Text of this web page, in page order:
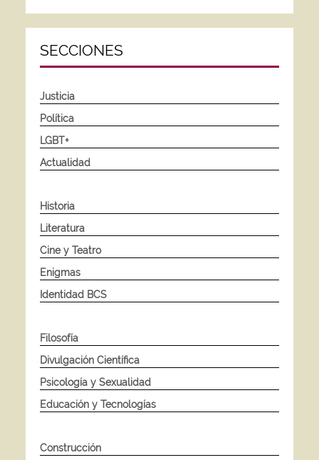
SECCIONES
Justicia
Política
LGBT+
Actualidad
Historia
Literatura
Cine y Teatro
Enigmas
Identidad BCS
Filosofía
Divulgación Científica
Psicología y Sexualidad
Educación y Tecnologías
Construcción